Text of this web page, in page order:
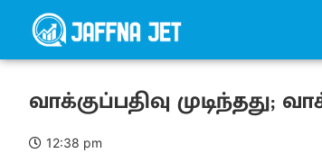
வாக்குப்பதிவு
12:38 pm